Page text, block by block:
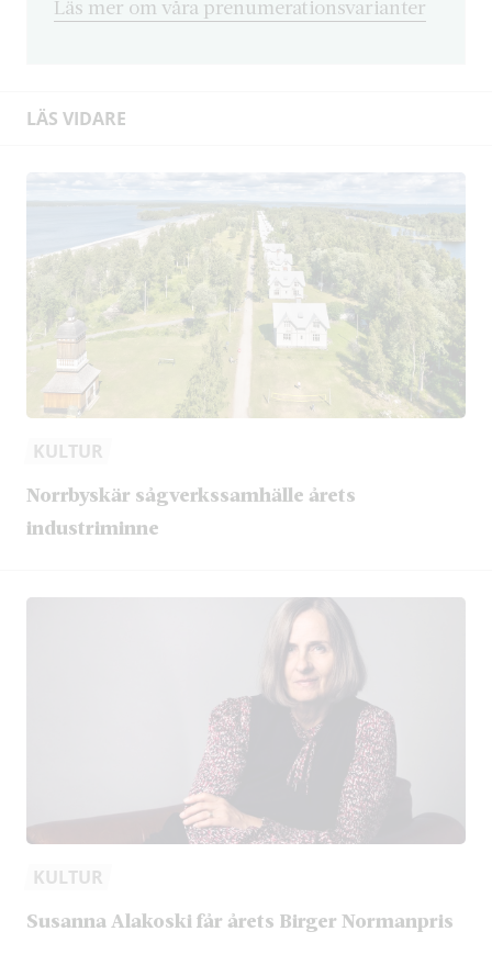
Läs mer om våra prenumerationsvarianter
LÄS VIDARE
KULTUR
Norrbyskär sågverkssamhälle årets
industriminne
KULTUR
Susanna Alakoski får årets Birger Normanpris